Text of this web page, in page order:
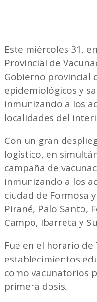
Este miércoles 31,
Provincial de
Gobierno provincial
epidemiológicos y
inmunizando a los
localidades del
Con un gran
logístico, en
campaña de
inmunizando a los
ciudad de Formosa
Pirané, Palo Santo,
Campo, Ibarreta y
Fue en el horario de
establecimientos
como vacunatorios
primera dosis.